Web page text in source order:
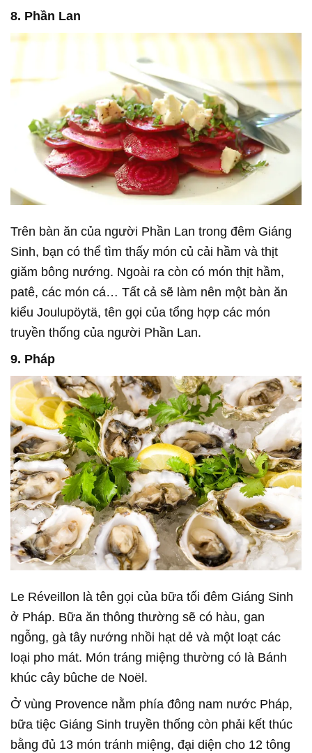
8. Phần Lan
Trên bàn ăn của người Phần Lan trong đêm Giáng
Sinh, bạn có thể tìm thấy món củ cải hầm và thịt
giăm bông nướng. Ngoài ra còn có món thịt hầm,
patê, các món cá… Tất cả sẽ làm nên một bàn ăn
kiểu Joulupöytä, tên gọi của tổng hợp các món
truyền thống của người Phần Lan.
9. Pháp
Le Réveillon là tên gọi của bữa tối đêm Giáng Sinh
ở Pháp. Bữa ăn thông thường sẽ có hàu, gan
ngỗng, gà tây nướng nhồi hạt dẻ và một loạt các
loại pho mát. Món tráng miệng thường có là Bánh
khúc cây bûche de Noël.
Ở vùng Provence nằm phía đông nam nước Pháp,
bữa tiệc Giáng Sinh truyền thống còn phải kết thúc
bằng đủ 13 món tránh miệng, đại diện cho 12 tông